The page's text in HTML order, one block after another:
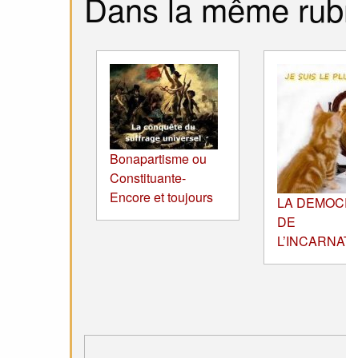
Bonapartisme ou
Constituante-
Encore et toujours
LA
DE